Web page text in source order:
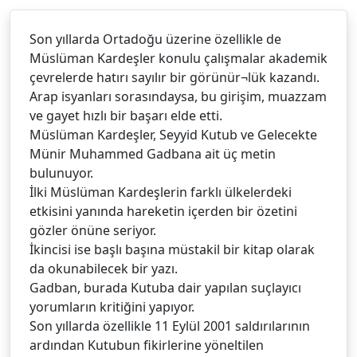
Son yıllarda Ortadoğu üzerine özellikle de
Müslüman Kardeşler konulu çalışmalar akademik
çevrelerde hatırı sayılır bir görünür¬lük kazandı.
Arap isyanları sorasındaysa, bu girişim, muazzam
ve gayet hızlı bir başarı elde etti.
Müslüman Kardeşler, Seyyid Kutub ve Gelecekte
Münir Muhammed Gadbana ait üç metin
bulunuyor.
İlki Müslüman Kardeşlerin farklı ülkelerdeki
etkisini yanında hareketin içerden bir özetini
gözler önüne seriyor.
İkincisi ise başlı başına müstakil bir kitap olarak
da okunabilecek bir yazı.
Gadban, burada Kutuba dair yapılan suçlayıcı
yorumların kritiğini yapıyor.
Son yıllarda özellikle 11 Eylül 2001 saldırılarının
ardından Kutubun fikirlerine yöneltilen